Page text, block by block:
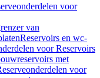
voor
van
Reservoirs en wc-
voor Reservoirs
met
voor